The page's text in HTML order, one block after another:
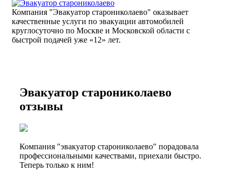
Компания "Эвакуатор старониколаево" оказывает
качественные услуги по эвакуации автомобилей
круглосуточно по Москве и Московской области с
быстрой подачей уже «12» лет.
Эвакуатор старониколаево
отзывы
Компания "эвакуатор старониколаево" порадовала
профессиональными качествами, приехали быстро.
Теперь только к ним!